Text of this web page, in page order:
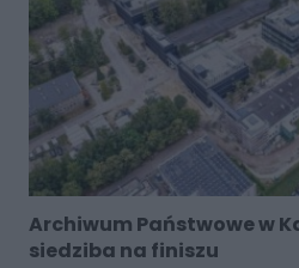
Archiwum Państwowe w
siedziba na finiszu